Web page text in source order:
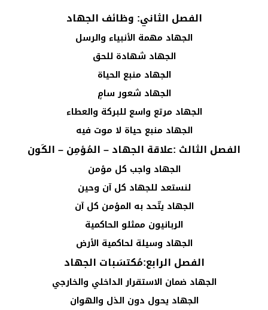
الفصل الثاني: وظائف الجهاد
الجهاد مهمة الأنبياء والرسل
الجهاد شهادة للحق
الجهاد منبع الحياة
الجهاد شعور سامٍ
الجهاد مرتع واسع للبركة والعطاء
الجهاد منبع حياة لا موت فيه
الفصل الثالث :علاقة الجهاد – المُؤمِن – الكَون
الجهاد واجب كل مؤمن
لنستعد للجهاد كل آن وحين
الجهاد يتّحد به المؤمن كل آن
الربانيون ممثلو الحاكمية
الجهاد وسيلة لحاكمية الأرض
الفصل الرابع:مُكتسَبات الجهاد
الجهاد ضمان الاستقرار الداخلي والخارجي
الجهاد يحول دون الذل والهوان